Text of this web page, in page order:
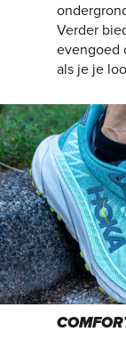
Verder
evengoed
als je je